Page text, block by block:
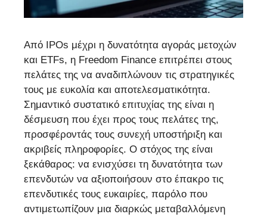
Από IPOs μέχρι η δυνατότητα αγοράς μετοχών
και ETFs, η Freedom Finance επιτρέπει στους
πελάτες της να αναδιπλώνουν τις στρατηγικές
τους με ευκολία και αποτελεσματικότητα.
Σημαντικό συστατικό επιτυχίας της είναι η
δέσμευση που έχει προς τους πελάτες της,
προσφέροντάς τους συνεχή υποστήριξη και
ακριβείς πληροφορίες. O στόχος της είναι
ξεκάθαρος: να ενισχύσει τη δυνατότητα των
επενδυτών να αξιοποιήσουν στο έπακρο τις
επενδυτικές τους ευκαιρίες, παρόλο που
αντιμετωπίζουν μια διαρκώς μεταβαλλόμενη